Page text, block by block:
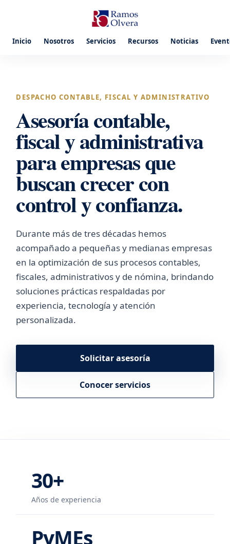
Inicio Nosotros Servicios Recursos Noticias
DESPACHO CONTABLE, FISCAL Y ADMINISTRATIVO
Asesoría contable,
fiscal y administrativa
para empresas que
buscan crecer con
control y confianza.
Durante más de tres décadas hemos
acompañado a pequeñas y medianas empresas
en la optimización de sus procesos contables,
fiscales, administrativos y de nómina, brindando
soluciones prácticas respaldadas por
experiencia, tecnología y atención
personalizada.
Solicitar asesoría
Conocer servicios
30+
Años de experiencia
PyMEs